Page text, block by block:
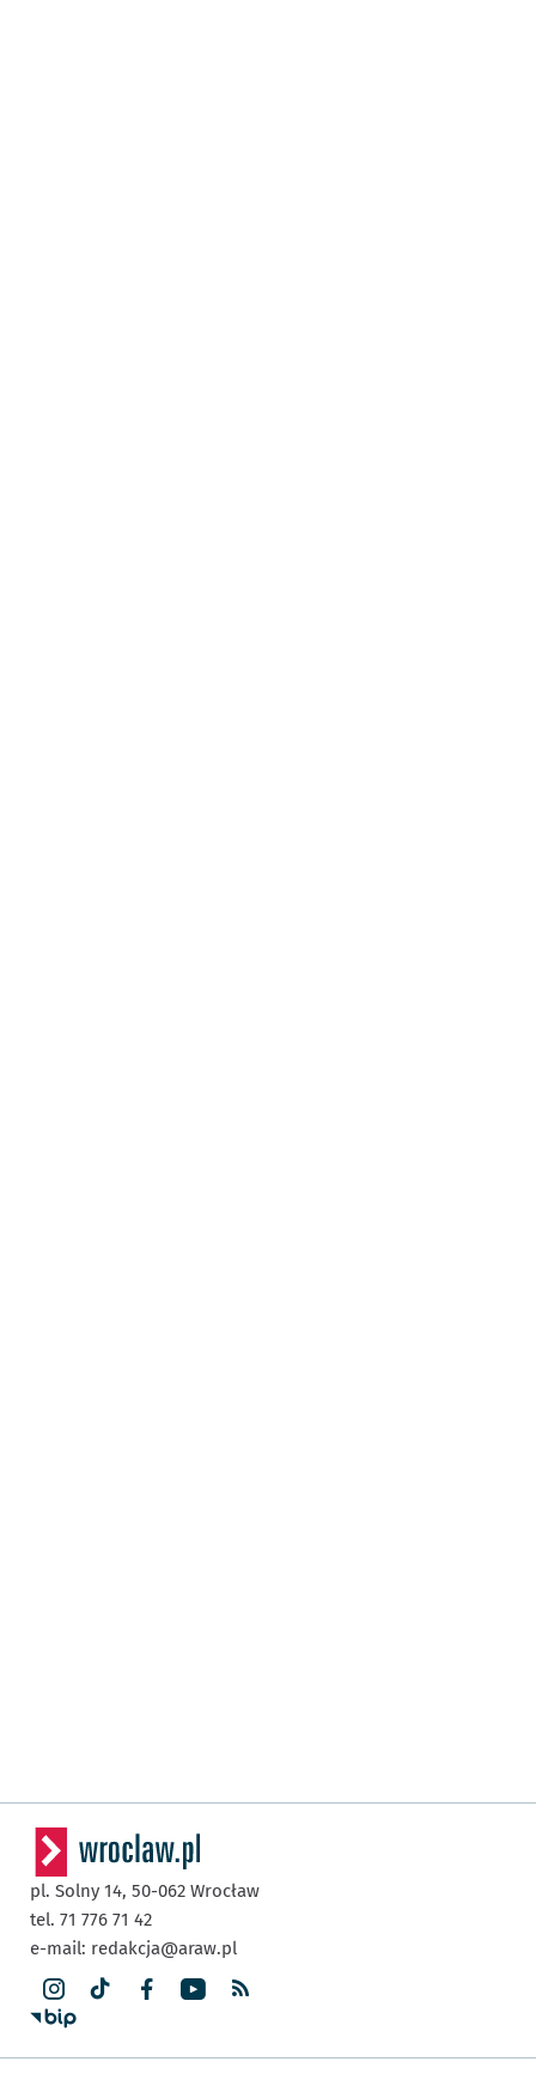
pl. Solny 14, 50-062 Wrocław
tel. 71 776 71 42
e-mail: redakcja@araw.pl